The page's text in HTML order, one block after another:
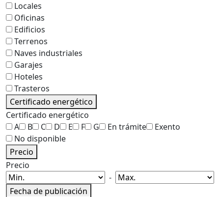
Locales
Oficinas
Edificios
Terrenos
Naves industriales
Garajes
Hoteles
Trasteros
Certificado energético
Certificado energético
A
B C D E F G En trámite
Exento
No disponible
Precio
Precio
-
Fecha de publicación